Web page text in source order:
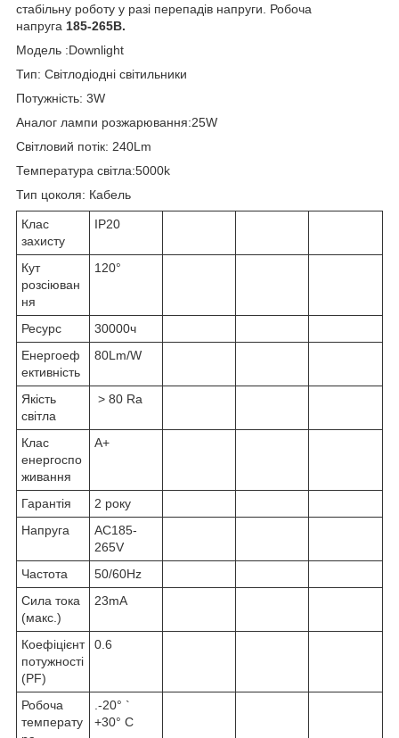
стабільну роботу у разі перепадів напруги. Робоча
напруга 185-265В.
Модель :Downlight
Тип: Світлодіодні світильники
Потужність: 3W
Аналог лампи розжарювання:25W
Світловий потік: 240Lm
Температура світла:5000k
Тип цоколя: Кабель
Клас
захисту
IP20
Кут
розсіюван
ня
120°
Ресурс
30000ч
Енергоеф
ективність
80Lm/W
Якість
світла
> 80 Ra
Клас
енергоспо
живання
A+
Гарантія
2 року
Напруга
AC185-
265V
Частота
50/60Hz
Сила тока
(макс.)
23mA
Коефіцієнт
потужності
(PF)
0.6
Робоча
температу
.-20° `
+30° C